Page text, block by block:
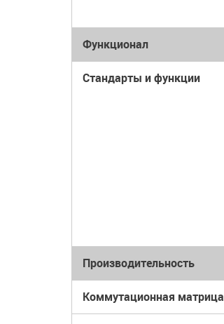
Функционал
Стандарты и функции
Производительность
Коммутационная матрица